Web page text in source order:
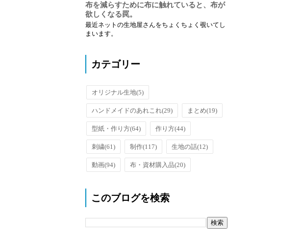
タイプの裁ほう上手と同成分です。 100均の接着
剤で縫わない巾着作りつつ、使い心地などレビュ
ーしています☺
布を減らすために布に触れていると、布が
欲しくなる罠。
最近ネットの生地屋さんをちょくちょく覗いてし
まいます。
カテゴリー
オリジナル生地(5)
ハンドメイドのあれこれ(29) まとめ(19)
型紙・作り方(64) 作り方(44)
刺繍(61) 制作(117) 生地の話(12)
動画(94) 布・資材購入品(20)
このブログを検索